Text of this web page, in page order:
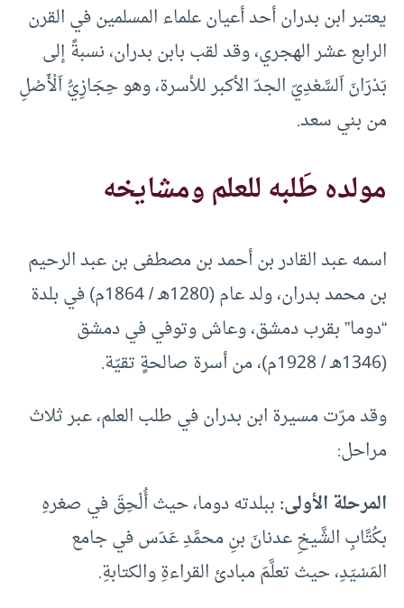
يعتبر ابن بدران أحد أعيان علماء المسلمين في القرن
الرابع عشر الهجري،‏ وقد لقب بابن بدران، نسبةً إلى
بَدْرَانَ اَلسَّعْدِيّ الجدّ الأكبر للأسرة، وهو حِجَازِيُّ اَلْأَصْلِ
من بني سعد.
مولده طَلبه للعلم ومشايخه
اسمه عبد القادر بن أحمد بن مصطفى بن عبد الرحيم
بن محمد بدران، ولد عام (1280هـ / 1864م) في بلدة
“دوما” بقرب دمشق، وعاش وتوفي في دمشق
(1346هـ / 1928م)، من أسرة صالحةٍ تقيّة.
وقد مرّت مسيرة ابن بدران في طلب العلم، عبر ثلاث
مراحل:
المرحلة الأولى:ببلدته دوما، حيث أُلْحِقَ في صغرهِ
بكُتَّابِ الشَّيخِ عدنانَ بنِ محمَّدِ عَدَس في جامع
المَسْيَدِ، حيث تعلَّمَ مبادئ القراءةِ والكتابةِ.